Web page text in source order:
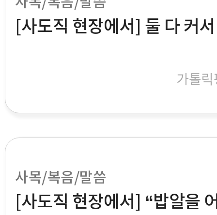
[사도직 현장에서] 둘 다 커
가톨
사목/복음/말씀
[사도직 현장에서] “밥알을